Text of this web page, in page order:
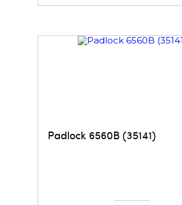
Padlock 6560B (35141)